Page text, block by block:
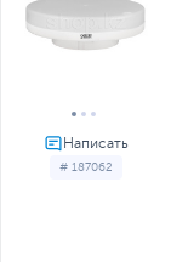
# 187062